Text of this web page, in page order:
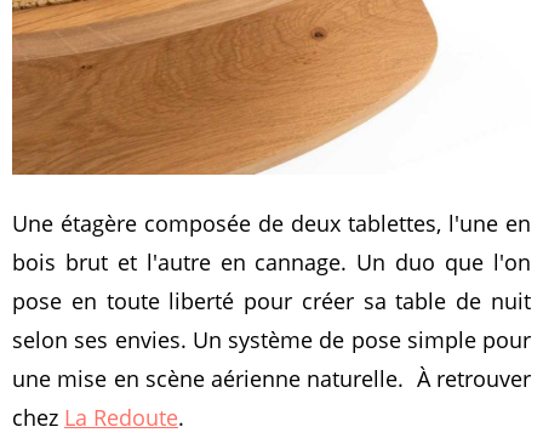
Une étagère composée de deux tablettes, l'une en
bois brut et l'autre en cannage. Un duo que l'on
pose en toute liberté pour créer sa table de nuit
selon ses envies. Un système de pose simple pour
une mise en scène aérienne naturelle. À retrouver
chez La Redoute.